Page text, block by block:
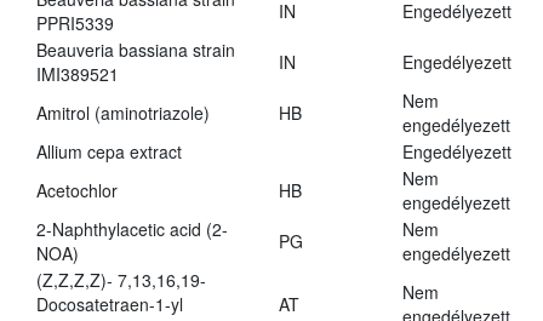
PPRI5339
IN
Engedélyezett
Beauveria bassiana strain
IMI389521
IN Engedélyezett
Amitrol (aminotriazole) HB
Nem
engedélyezett
Allium cepa extract
Engedélyezett
Acetochlor
HB
Nem
engedélyezett
2-Naphthylacetic acid (2-
NOA)
PG
Nem
engedélyezett
(Z,Z,Z,Z)- 7,13,16,19-
Docosatetraen-1-yl
AT
Nem